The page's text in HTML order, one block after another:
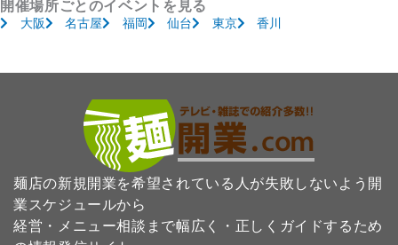
開催場所ごとのイベントを見る
大阪 名古屋 福岡 仙台 東京 香川
麺店の新規開業を希望されている人が失敗しないよう開
業スケジュールから
経営・メニュー相談まで幅広く・正しくガイドするため